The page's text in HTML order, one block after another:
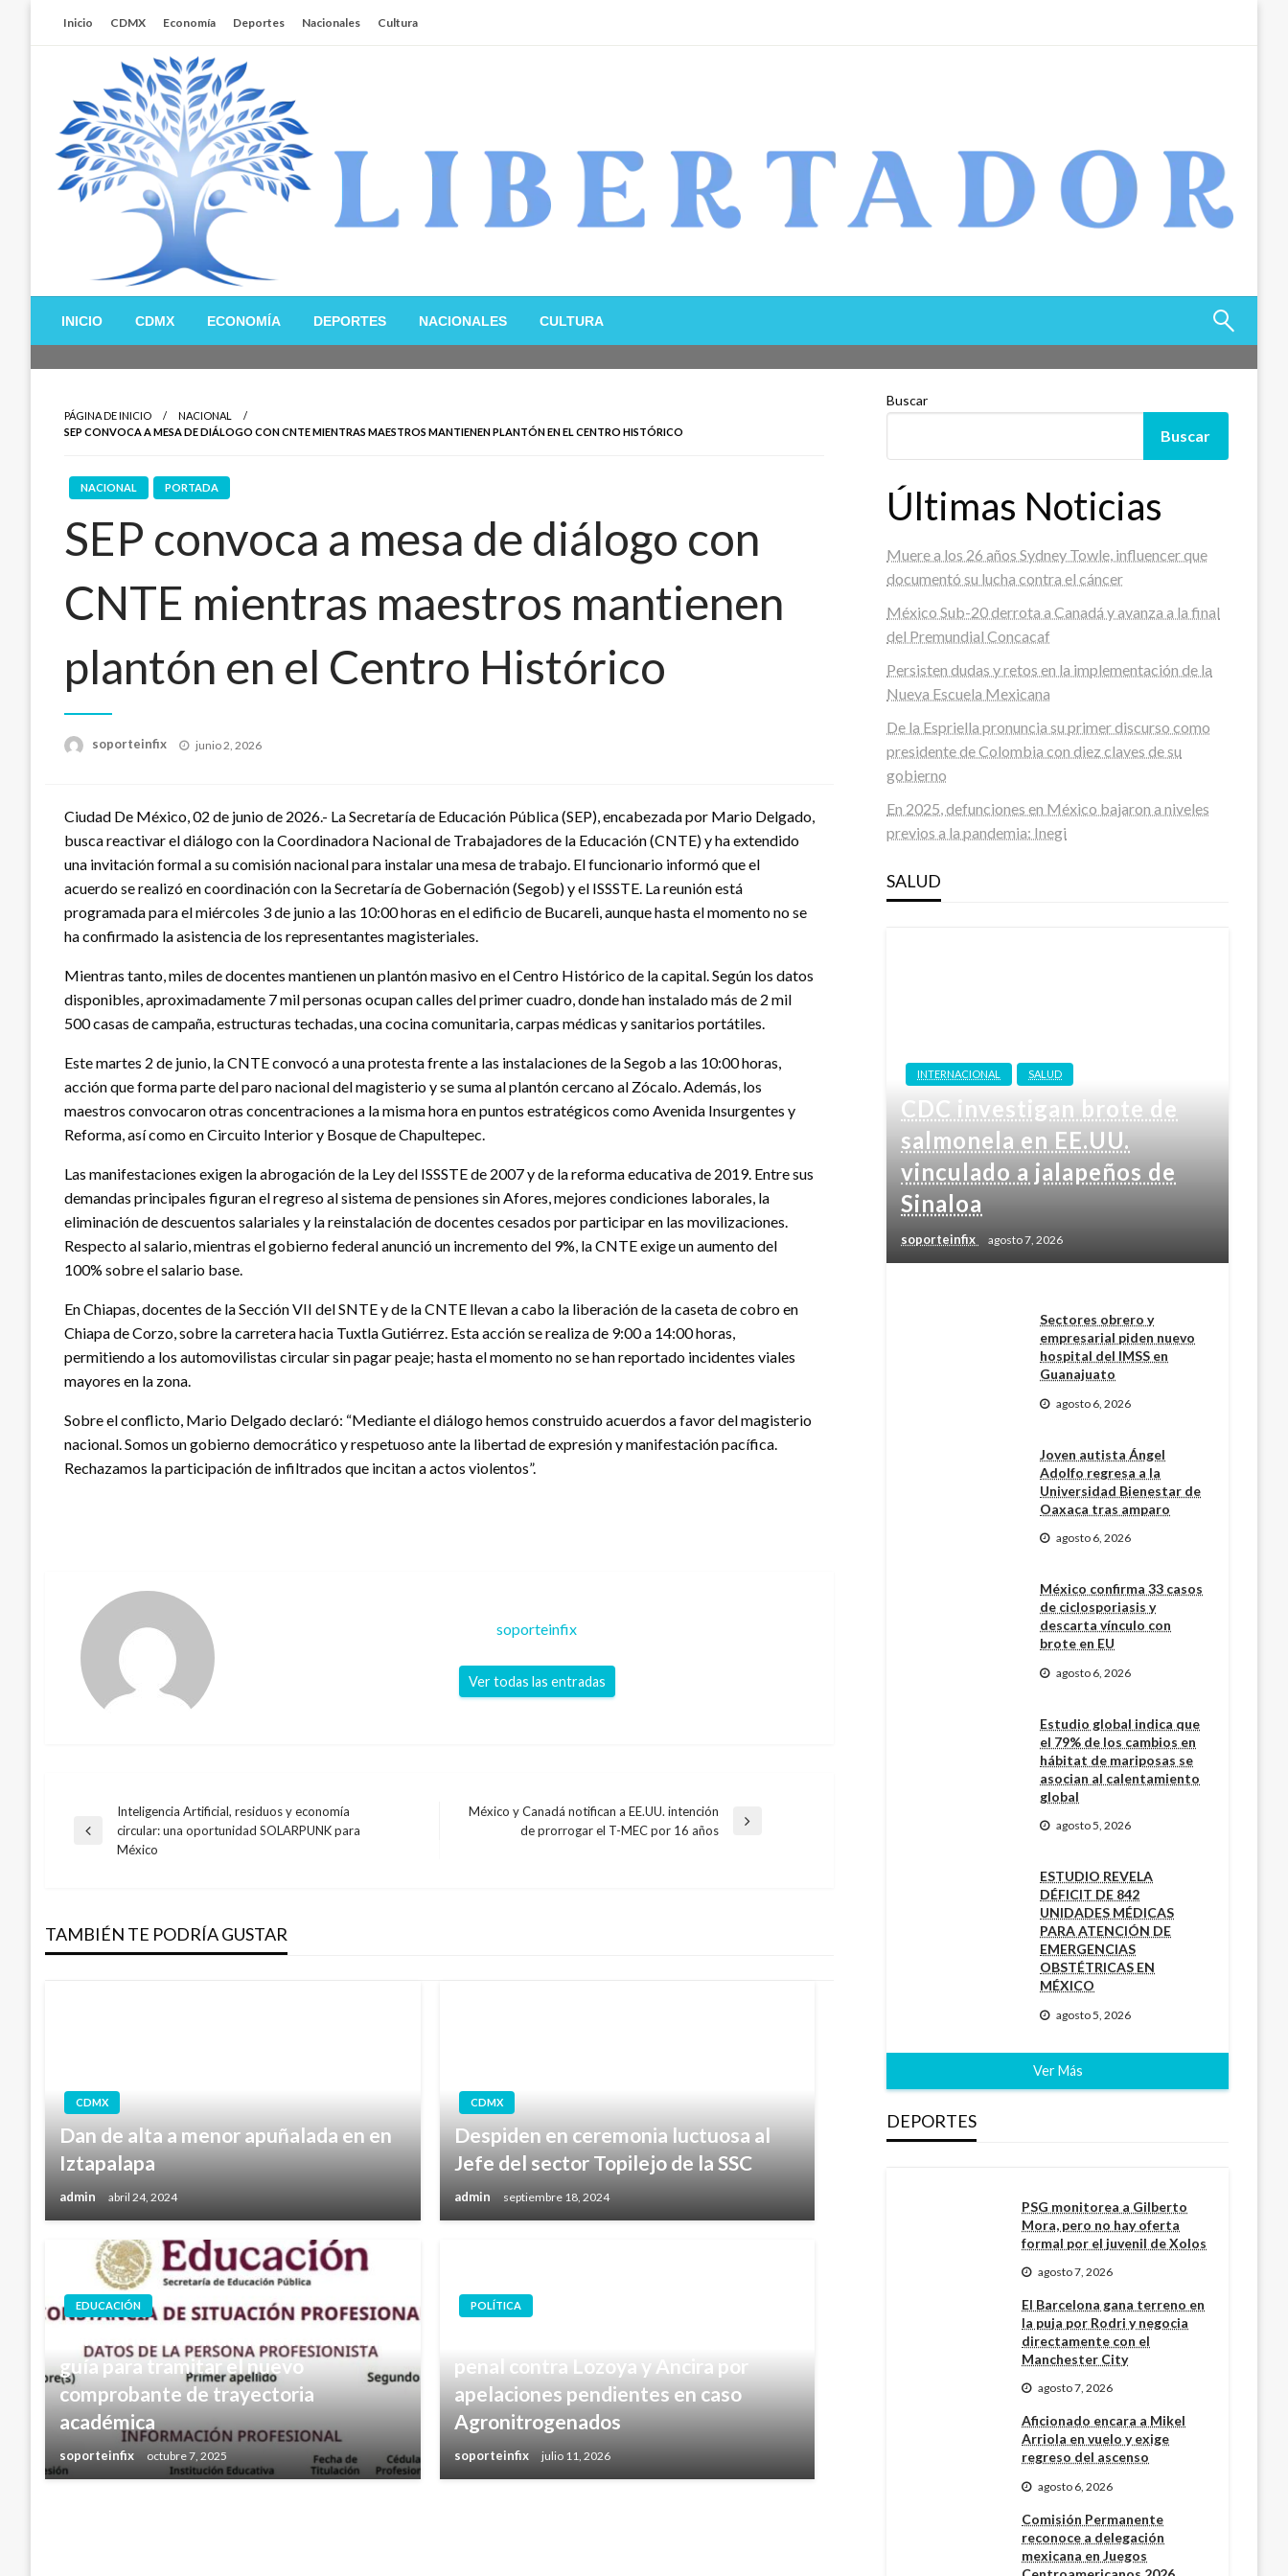
Inicio CDMX Economía Deportes Nacionales Cultura
Libertador MX
INICIO CDMX ECONOMÍA DEPORTES NACIONALES CULTURA
PÁGINA DE INICIO
NACIONAL
SEP CONVOCA A MESA DE DIÁLOGO CON CNTE MIENTRAS MAESTROS MANTIENEN PLANTÓN EN EL CENTRO HISTÓRICO
NACIONAL PORTADA
SEP convoca a mesa de diálogo con
CNTE mientras maestros mantienen
plantón en el Centro Histórico
soporteinfix
Publicado
junio 2, 2026
Ciudad De México, 02 de junio de 2026.- La Secretaría de Educación Pública (SEP), encabezada por Mario Delgado,
busca reactivar el diálogo con la Coordinadora Nacional de Trabajadores de la Educación (CNTE) y ha extendido
una invitación formal a su comisión nacional para instalar una mesa de trabajo. El funcionario informó que el
acuerdo se realizó en coordinación con la Secretaría de Gobernación (Segob) y el ISSSTE. La reunión está
programada para el miércoles 3 de junio a las 10:00 horas en el edificio de Bucareli, aunque hasta el momento no se
ha confirmado la asistencia de los representantes magisteriales.
Mientras tanto, miles de docentes mantienen un plantón masivo en el Centro Histórico de la capital. Según los datos
disponibles, aproximadamente 7 mil personas ocupan calles del primer cuadro, donde han instalado más de 2 mil
500 casas de campaña, estructuras techadas, una cocina comunitaria, carpas médicas y sanitarios portátiles.
Este martes 2 de junio, la CNTE convocó a una protesta frente a las instalaciones de la Segob a las 10:00 horas,
acción que forma parte del paro nacional del magisterio y se suma al plantón cercano al Zócalo. Además, los
maestros convocaron otras concentraciones a la misma hora en puntos estratégicos como Avenida Insurgentes y
Reforma, así como en Circuito Interior y Bosque de Chapultepec.
Las manifestaciones exigen la abrogación de la Ley del ISSSTE de 2007 y de la reforma educativa de 2019. Entre sus
demandas principales figuran el regreso al sistema de pensiones sin Afores, mejores condiciones laborales, la
eliminación de descuentos salariales y la reinstalación de docentes cesados por participar en las movilizaciones.
Respecto al salario, mientras el gobierno federal anunció un incremento del 9%, la CNTE exige un aumento del
100% sobre el salario base.
En Chiapas, docentes de la Sección VII del SNTE y de la CNTE llevan a cabo la liberación de la caseta de cobro en
Chiapa de Corzo, sobre la carretera hacia Tuxtla Gutiérrez. Esta acción se realiza de 9:00 a 14:00 horas,
permitiendo a los automovilistas circular sin pagar peaje; hasta el momento no se han reportado incidentes viales
mayores en la zona.
Sobre el conflicto, Mario Delgado declaró: “Mediante el diálogo hemos construido acuerdos a favor del magisterio
nacional. Somos un gobierno democrático y respetuoso ante la libertad de expresión y manifestación pacífica.
Rechazamos la participación de infiltrados que incitan a actos violentos”.
soporteinfix
Ver todas las entradas
Navegación
entradas
Entrada
anterior
Inteligencia Artificial, residuos y economía
circular: una oportunidad SOLARPUNK para
México
México y Canadá notifican a EE.UU. intención
de prorrogar el T-MEC por 16 años
TAMBIÉN TE PODRÍA GUSTAR
CDMX
Dan de alta a menor apuñalada en en
Iztapalapa
admin abril 24, 2024
CDMX
Despiden en ceremonia luctuosa al
Jefe del sector Topilejo de la SSC
admin septiembre 18, 2024
EDUCACIÓN
guía para tramitar el nuevo
comprobante de trayectoria
académica
soporteinfix octubre 7, 2025
POLÍTICA
penal contra Lozoya y Ancira por
apelaciones pendientes en caso
Agronitrogenados
soporteinfix julio 11, 2026
Buscar
Buscar
Últimas Noticias
Muere a los 26 años Sydney Towle, influencer que
documentó su lucha contra el cáncer
México Sub-20 derrota a Canadá y avanza a la final
del Premundial Concacaf
Persisten dudas y retos en la implementación de la
Nueva Escuela Mexicana
De la Espriella pronuncia su primer discurso como
presidente de Colombia con diez claves de su
gobierno
En 2025, defunciones en México bajaron a niveles
previos a la pandemia: Inegi
SALUD
INTERNACIONAL SALUD
CDC investigan brote de
salmonela en EE.UU.
vinculado a jalapeños de
Sinaloa
soporteinfix agosto 7, 2026
Sectores obrero y
empresarial piden nuevo
hospital del IMSS en
Guanajuato
agosto 6, 2026
Joven autista Ángel
Adolfo regresa a la
Universidad Bienestar de
Oaxaca tras amparo
agosto 6, 2026
México confirma 33 casos
de ciclosporiasis y
descarta vínculo con
brote en EU
agosto 6, 2026
Estudio global indica que
el 79% de los cambios en
hábitat de mariposas se
asocian al calentamiento
global
agosto 5, 2026
ESTUDIO REVELA
DÉFICIT DE 842
UNIDADES MÉDICAS
PARA ATENCIÓN DE
EMERGENCIAS
OBSTÉTRICAS EN
MÉXICO
agosto 5, 2026
Ver Más
DEPORTES
PSG monitorea a Gilberto
Mora, pero no hay oferta
formal por el juvenil de Xolos
agosto 7, 2026
El Barcelona gana terreno en
la puja por Rodri y negocia
directamente con el
Manchester City
agosto 7, 2026
Aficionado encara a Mikel
Arriola en vuelo y exige
regreso del ascenso
agosto 6, 2026
Comisión Permanente
reconoce a delegación
mexicana en Juegos